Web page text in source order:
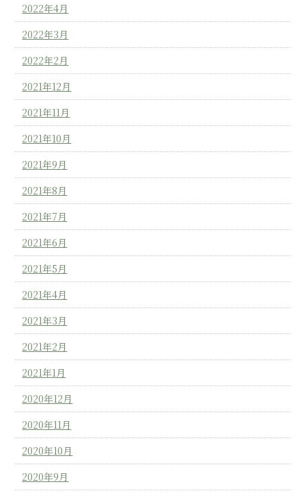
2022年4月
2022年3月
2022年2月
2021年12月
2021年11月
2021年10月
2021年9月
2021年8月
2021年7月
2021年6月
2021年5月
2021年4月
2021年3月
2021年2月
2021年1月
2020年12月
2020年11月
2020年10月
2020年9月